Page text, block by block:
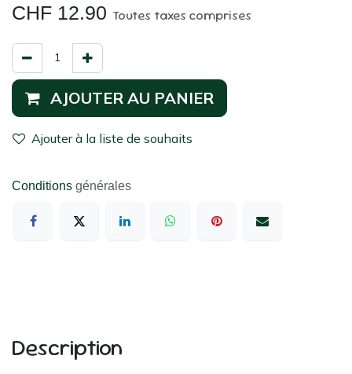
CHF 12.90 Toutes taxes comprises
AJOUTER AU PANIER
Ajouter à la liste de souhaits
Conditions générales
Description